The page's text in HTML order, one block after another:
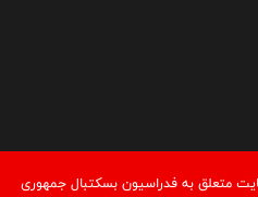
متعلق به فدراسیون بسکتبال جمهوری